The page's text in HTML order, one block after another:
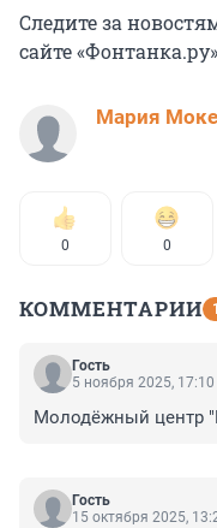
Следите за
сайте
Мария
0 0
КОММЕНТАРИИ
Гость
5 ноября 2025, 17:10
Молодёжный центр
Гость
15 октября 2025,